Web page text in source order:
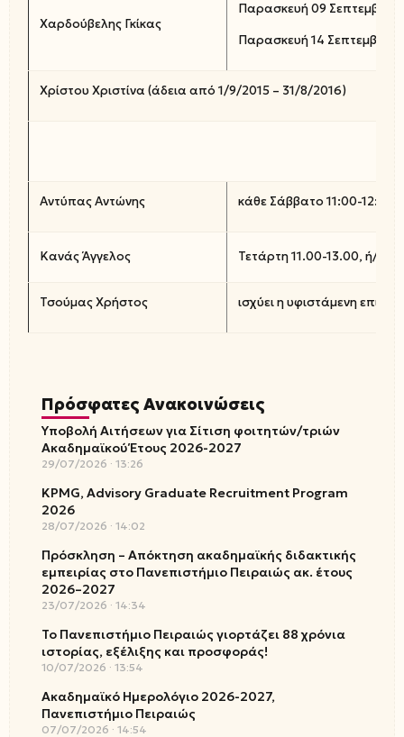
Χαρδούβελης Γκίκας
Παρασκευή 09
Παρασκευή 14
Χρίστου Χριστίνα (άδεια από 1/9/2015 – 31/8/2016)
Αντύπας Αντώνης κάθε Σάββατο 11:00-12:00
Κανάς Άγγελος Τετάρτη 11.00-13.00, ή/
Τσούμας Χρήστος ισχύει η υφιστάμενη
Πρόσφατες Ανακοινώσεις
Υποβολή Αιτήσεων για Σίτιση φοιτητών/τριών
Ακαδημαϊκού Έτους 2026-2027
29/07/2026 13:26
KPMG, Advisory Graduate Recruitment Program
2026
28/07/2026 14:02
Πρόσκληση – Απόκτηση ακαδημαϊκής διδακτικής
εμπειρίας στο Πανεπιστήμιο Πειραιώς ακ. έτους
2026–2027
23/07/2026 14:34
Το Πανεπιστήμιο Πειραιώς γιορτάζει 88 χρόνια
ιστορίας, εξέλιξης και προσφοράς!
10/07/2026 13:54
Ακαδημαϊκό Ημερολόγιο 2026-2027,
Πανεπιστήμιο Πειραιώς
07/07/2026 14:54